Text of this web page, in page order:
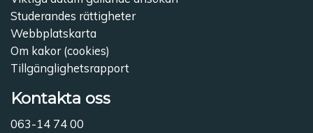
Studerandes rättigheter
Webbplatskarta
Om kakor (cookies)
Tillgänglighetsrapport
Kontakta oss
063-14 74 00